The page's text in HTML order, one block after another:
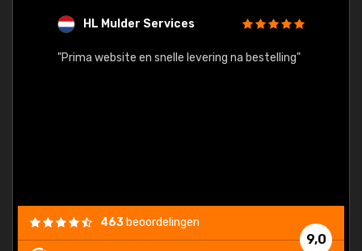
HL Mulder Services
"Prima website en snelle levering na bestelling"
9,0
463 beoordelingen